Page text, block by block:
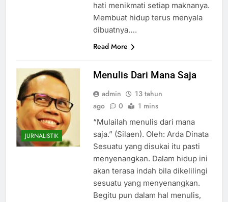
hati menikmati setiap maknanya.
Membuat hidup terus menyala
dibuatnya….
Read More
JURNALISTIK
Menulis Dari Mana Saja
admin
13 tahun
ago
0 1 mins
“Mulailah menulis dari mana
saja.” (Silaen). Oleh: Arda Dinata
Sesuatu yang disukai itu pasti
menyenangkan. Dalam hidup ini
akan terasa indah bila dikelilingi
sesuatu yang menyenangkan.
Begitu pun dalam hal menulis,